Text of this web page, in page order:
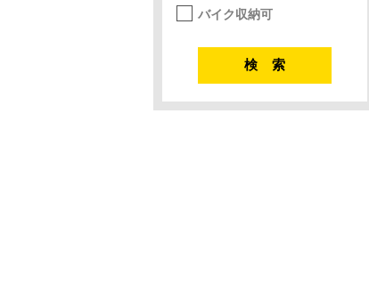
バイク収納可